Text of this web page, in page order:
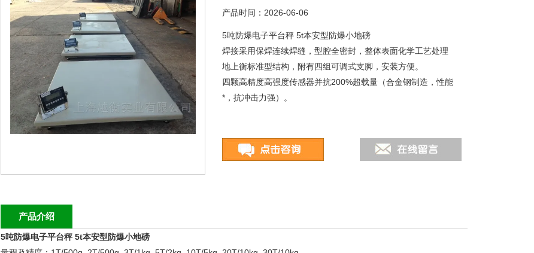
产品时间：2026-06-06
5吨防爆电子平台秤 5t本安型防爆小地磅
焊接采用保焊连续焊缝，型腔全密封，整体表面化学工艺处理
地上衡标准型结构，附有四组可调式支脚，安装方便。
四颗高精度高强度传感器并抗200%超载量（合金钢制造，性能
*，抗冲击力强）。
产品介绍
5吨防爆电子平台秤 5t本安型防爆小地磅